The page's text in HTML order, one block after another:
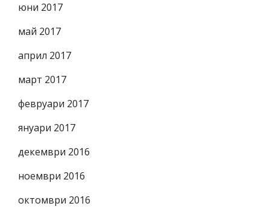
юни 2017
май 2017
април 2017
март 2017
февруари 2017
януари 2017
декември 2016
ноември 2016
октомври 2016